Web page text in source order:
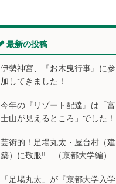
最新の投稿
伊勢神宮、『お木曳行事』に参
加してきました！
今年の『リゾート配達』は「富
士山が見えるところ」でした！
芸術的！足場丸太・屋台村（建
築）に敬服‼ （京都大学編）
「足場丸太」が『京都大学入学